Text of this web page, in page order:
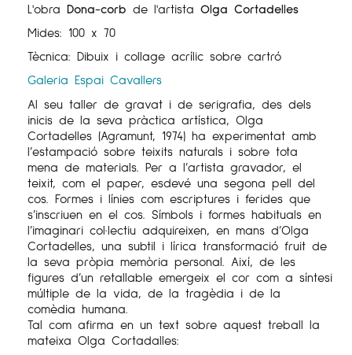
L'obra Dona-corb de l'artista Olga Cortadelles
Mides: 100 x 70
Tècnica: Dibuix i collage acrílic sobre cartró
Galeria Espai Cavallers
Al seu taller de gravat i de serigrafia, des dels
inicis de la seva pràctica artística, Olga
Cortadelles (Agramunt, 1974) ha experimentat amb
l’estampació sobre teixits naturals i sobre tota
mena de materials. Per a l’artista gravador, el
teixit, com el paper, esdevé una segona pell del
cos. Formes i línies com escriptures i ferides que
s’inscriuen en el cos. Símbols i formes habituals en
l’imaginari col·lectiu adquireixen, en mans d’Olga
Cortadelles, una subtil i lírica transformació fruit de
la seva pròpia memòria personal. Així, de les
figures d’un retallable emergeix el cor com a síntesi
múltiple de la vida, de la tragèdia i de la
comèdia humana.
Tal com afirma en un text sobre aquest treball la
mateixa Olga Cortadalles: